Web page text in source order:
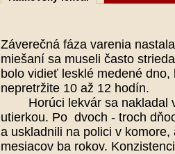
Záverečná fáza varenia
miešaní sa museli často
bolo vidieť lesklé medené
nepretržite 10 až 12 hodín.
Horúci lekvár sa nakladal
utierkou. Po dvoch - troch
a uskladnili na polici v komore,
mesiacov ba rokov.